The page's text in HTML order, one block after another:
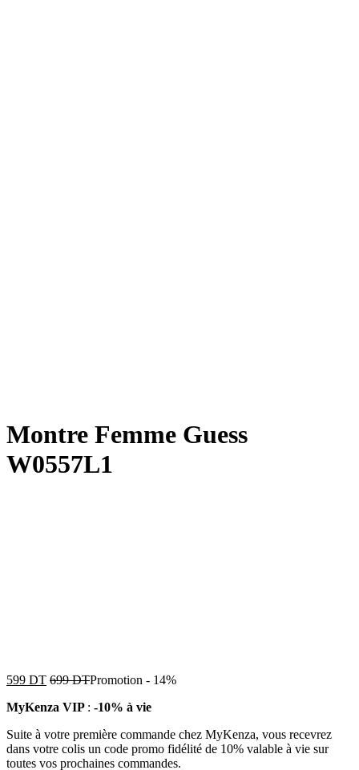
Montre Femme Guess
W0557L1
599 DT 699DTPromotion - 14%
MyKenza VIP : -10% à vie
Suite à votre première commande chez MyKenza, vous recevrez
dans votre colis un code promo fidélité de 10% valable à vie sur
toutes vos prochaines commandes.